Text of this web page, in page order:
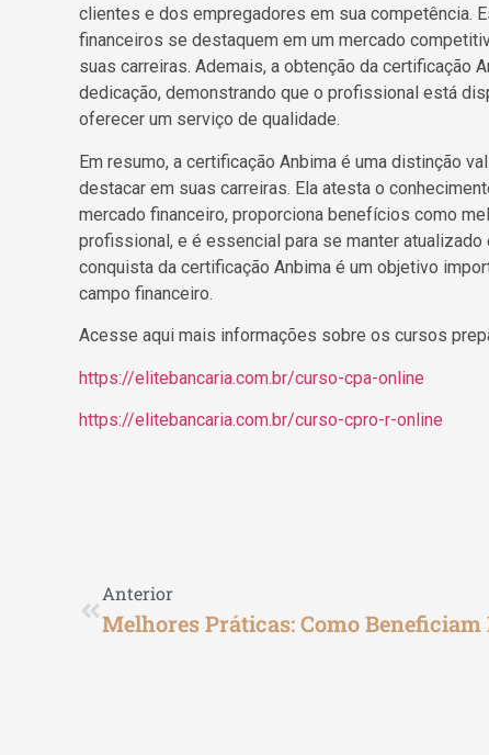
clientes e dos empregadores em sua competência.
financeiros se destaquem em um mercado
suas carreiras. Ademais, a obtenção da certificação
dedicação, demonstrando que o profissional está
oferecer um serviço de qualidade.
Em resumo, a certificação Anbima é uma distinção
destacar em suas carreiras. Ela atesta o
mercado financeiro, proporciona benefícios como
profissional, e é essencial para se manter
conquista da certificação Anbima é um objetivo
campo financeiro.
Acesse aqui mais informações sobre os cursos
https://elitebancaria.com.br/curso-cpa-online
https://elitebancaria.com.br/curso-cpro-r-online
Anterior